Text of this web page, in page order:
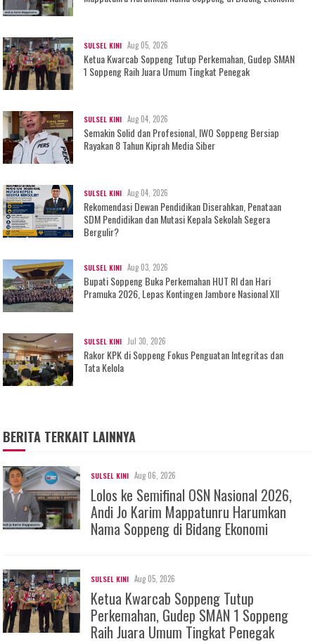
SULSEL KINI Aug 05, 2026
Ketua Kwarcab Soppeng Tutup Perkemahan, Gudep SMAN
1 Soppeng Raih Juara Umum Tingkat Penegak
SULSEL KINI Aug 04, 2026
Semakin Solid dan Profesional, IWO Soppeng Bersiap
Rayakan 8 Tahun Kiprah Media Siber
SULSEL KINI Aug 04, 2026
Rekomendasi Dewan Pendidikan Diserahkan, Penataan
SDM Pendidikan dan Mutasi Kepala Sekolah Segera
Bergulir?
SULSEL KINI Aug 03, 2026
Bupati Soppeng Buka Perkemahan HUT RI dan Hari
Pramuka 2026, Lepas Kontingen Jambore Nasional XII
SULSEL KINI Jul 30, 2026
Rakor KPK di Soppeng Fokus Penguatan Integritas dan
Tata Kelola
BERITA TERKAIT LAINNYA
SULSEL KINI Aug 06, 2026
Lolos ke Semifinal OSN Nasional 2026,
Andi Jo Karim Mappatunru Harumkan
Nama Soppeng di Bidang Ekonomi
SULSEL KINI Aug 05, 2026
Ketua Kwarcab Soppeng Tutup
Perkemahan, Gudep SMAN 1 Soppeng
Raih Juara Umum Tingkat Penegak